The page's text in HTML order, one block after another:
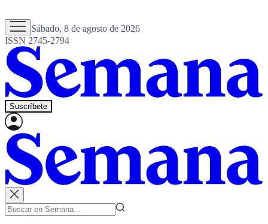
Sábado, 8 de agosto de 2026
ISSN 2745-2794
Suscríbete